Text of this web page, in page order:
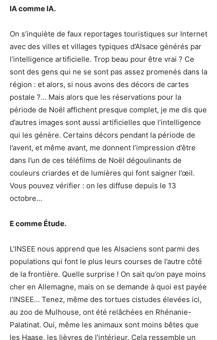
IA comme IA.
On s’inquiète de faux reportages touristiques sur Internet
avec des villes et villages typiques d’Alsace générés par
l’intelligence artificielle. Trop beau pour être vrai ? Ce
sont des gens qui ne se sont pas assez promenés dans la
région : et alors, si nous avons des décors de cartes
postale ?… Mais alors que les réservations pour la
période de Noël affichent presque complet, je me dis que
d’autres images sont aussi artificielles que l’intelligence
qui les génère. Certains décors pendant la période de
l’avent, et même avant, me donnent l’impression d’être
dans l’un de ces téléfilms de Noël dégoulinants de
couleurs criardes et de lumières qui font saigner l’œil.
Vous pouvez vérifier : on les diffuse depuis le 13
octobre…
E comme Étude.
L’INSEE nous apprend que les Alsaciens sont parmi des
populations qui font le plus leurs courses de l’autre côté
de la frontière. Quelle surprise ! On sait qu’on paye moins
cher en Allemagne, mais on se demande à quoi est payée
l’INSEE… Tenez, même des tortues cistudes élevées ici,
au zoo de Mulhouse, ont été relâchées en Rhénanie-
Palatinat. Oui, même les animaux sont moins bêtes que
les Haase, les lièvres de l’intérieur. Cela ressemble un